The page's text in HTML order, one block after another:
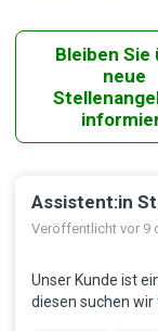
Bleiben Sie
neue
Assistent:in
Veröffentlicht vor 9
Unser Kunde ist
diesen suchen